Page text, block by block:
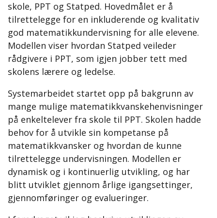
skole, PPT og Statped. Hovedmålet er å
tilrettelegge for en inkluderende og kvalitativ
god matematikkundervisning for alle elevene.
Modellen viser hvordan Statped veileder
rådgivere i PPT, som igjen jobber tett med
skolens lærere og ledelse.
Systemarbeidet startet opp på bakgrunn av
mange mulige matematikkvanskehenvisninger
på enkeltelever fra skole til PPT. Skolen hadde
behov for å utvikle sin kompetanse på
matematikkvansker og hvordan de kunne
tilrettelegge undervisningen. Modellen er
dynamisk og i kontinuerlig utvikling, og har
blitt utviklet gjennom årlige igangsettinger,
gjennomføringer og evalueringer.